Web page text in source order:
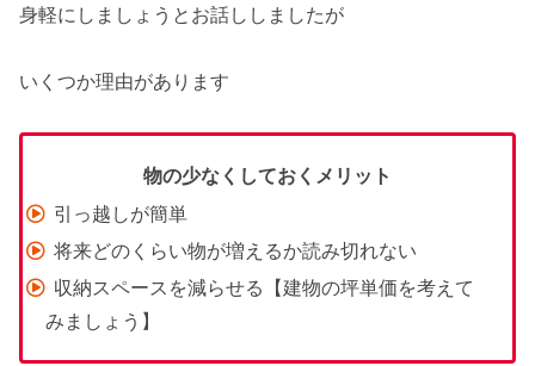
身軽にしましょうとお話ししましたが
いくつか理由があります
物の少なくしておくメリット
引っ越しが簡単
将来どのくらい物が増えるか読み切れない
収納スペースを減らせる【建物の坪単価を考えて
みましょう】